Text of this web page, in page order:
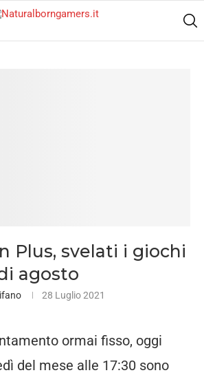
Plus, svelati i giochi
agosto
28 Luglio 2021
ormai fisso, oggi
del mese alle 17:30 sono